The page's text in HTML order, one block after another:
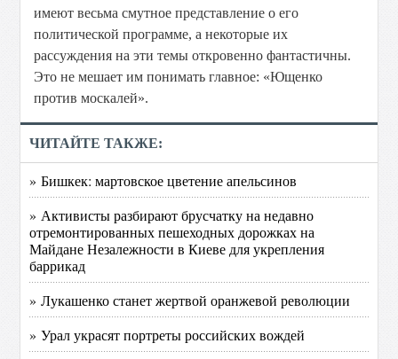
имеют весьма смутное представление о его
политической программе, а некоторые их
рассуждения на эти темы откровенно фантастичны.
Это не мешает им понимать главное: «Ющенко
против москалей».
ЧИТАЙТЕ ТАКЖЕ:
» Бишкек: мартовское цветение апельсинов
» Активисты разбирают брусчатку на недавно
отремонтированных пешеходных дорожках на
Майдане Незалежности в Киеве для укрепления
баррикад
» Лукашенко станет жертвой оранжевой революции
» Урал украсят портреты российских вождей